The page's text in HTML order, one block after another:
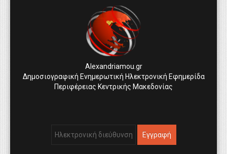
Alexandriamou.gr
Δημοσιογραφική Ενημερωτική Ηλεκτρονική Εφημερίδα
Περιφέρειας Κεντρικής Μακεδονίας